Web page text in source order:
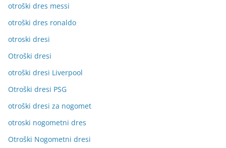
otroški dres messi
otroški dres ronaldo
otroski dresi
Otroški dresi
otroški dresi Liverpool
Otroški dresi PSG
otroški dresi za nogomet
otroski nogometni dres
Otroški Nogometni dresi